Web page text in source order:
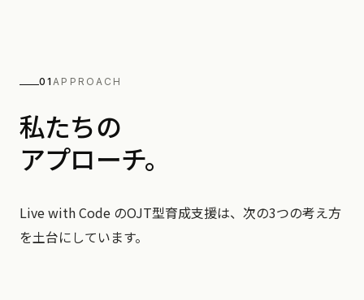
01APPROACH
私たちの
アプローチ。
Live with Code のOJT型育成支援は、次の3つの考え方
を土台にしています。